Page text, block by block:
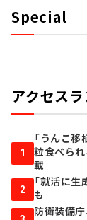
Special
アクセス
1
「うんこ
粒食べら
載
2
「就活に
も
防衛装備